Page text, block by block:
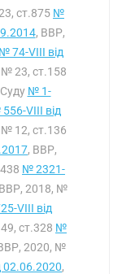
ст.875 №
, ВВР,
№ 74-VIII від
23, ст.158
№ 1-
VIII від
12, ст.136
, ВВР,
№ 2321-
2018, №
VIII від
ст.328 №
2020, №
02.06.2020,